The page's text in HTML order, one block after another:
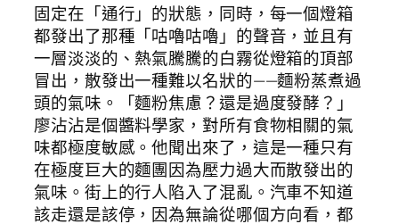
固定在「通行」的狀態，同時，每一個燈箱
都發出了那種「咕嚕咕嚕」的聲音，並且有
一層淡淡的、熱氣騰騰的白霧從燈箱的頂部
冒出，散發出一種難以名狀的——麵粉蒸煮過
頭的氣味。「麵粉焦慮？還是過度發酵？」
廖沾沾是個醬料學家，對所有食物相關的氣
味都極度敏感。他聞出來了，這是一種只有
在極度巨大的麵團因為壓力過大而散發出的
氣味。街上的行人陷入了混亂。汽車不知道
該走還是該停，因為無論從哪個方向看，都